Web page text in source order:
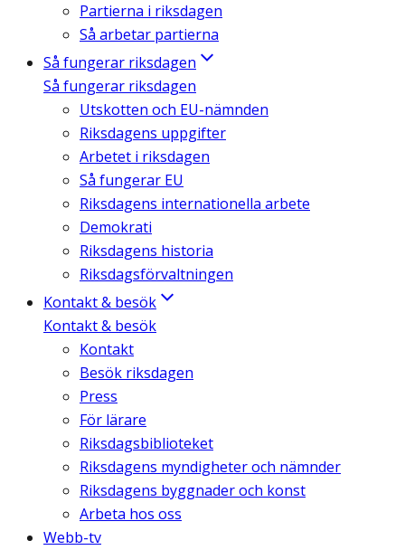
Partierna i riksdagen
Så arbetar partierna
Så fungerar riksdagen
Så fungerar riksdagen
Utskotten och EU-nämnden
Riksdagens uppgifter
Arbetet i riksdagen
Så fungerar EU
Riksdagens internationella arbete
Demokrati
Riksdagens historia
Riksdagsförvaltningen
Kontakt & besök
Kontakt & besök
Kontakt
Besök riksdagen
Press
För lärare
Riksdagsbiblioteket
Riksdagens myndigheter och nämnder
Riksdagens byggnader och konst
Arbeta hos oss
Webb-tv